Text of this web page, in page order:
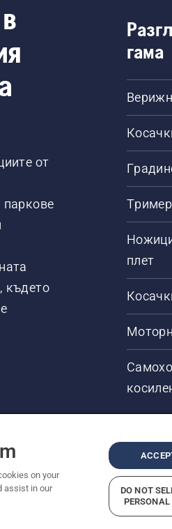
от
паркове
където
гама
плет
Показаните цени са
Декларация за поверителност
on your
assist in our
DO NOT